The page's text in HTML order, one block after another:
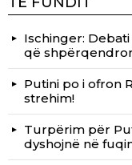
Ischinger:
që
Putini po i ofron
strehim!
Turpërim për
dyshojnë në